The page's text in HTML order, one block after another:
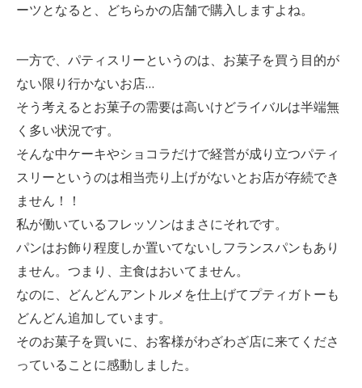
ーツとなると、どちらかの店舗で購入しますよね。
一方で、パティスリーというのは、お菓子を買う目的が
ない限り行かないお店…
そう考えるとお菓子の需要は高いけどライバルは半端無
く多い状況です。
そんな中ケーキやショコラだけで経営が成り立つパティ
スリーというのは相当売り上げがないとお店が存続でき
ません！！
私が働いているフレッソンはまさにそれです。
パンはお飾り程度しか置いてないしフランスパンもあり
ません。つまり、主食はおいてません。
なのに、どんどんアントルメを仕上げてプティガトーも
どんどん追加しています。
そのお菓子を買いに、お客様がわざわざ店に来てくださ
っていることに感動しました。